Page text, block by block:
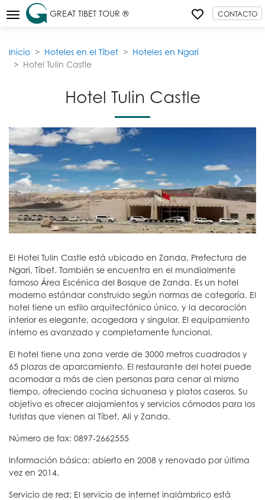
GREAT TIBET TOUR ® CONTACTO
Inicio Hoteles en el Tíbet
Hoteles en Ngari
Hotel Tulin Castle
Hotel Tulin Castle
El Hotel Tulin Castle está ubicado en Zanda, Prefectura de
Ngari, Tíbet. También se encuentra en el mundialmente
famoso Área Escénica del Bosque de Zanda. Es un hotel
moderno estándar construido según normas de categoría. El
hotel tiene un estilo arquitectónico único, y la decoración
interior es elegante, acogedora y singular. El equipamiento
interno es avanzado y completamente funcional.
El hotel tiene una zona verde de 3000 metros cuadrados y
65 plazas de aparcamiento. El restaurante del hotel puede
acomodar a más de cien personas para cenar al mismo
tiempo, ofreciendo cocina sichuanesa y platos caseros. Su
objetivo es ofrecer alojamientos y servicios cómodos para los
turistas que vienen al Tíbet, Ali y Zanda.
Número de fax: 0897-2662555
Información básica: abierto en 2008 y renovado por última
vez en 2014.
Servicio de red: El servicio de internet inalámbrico está